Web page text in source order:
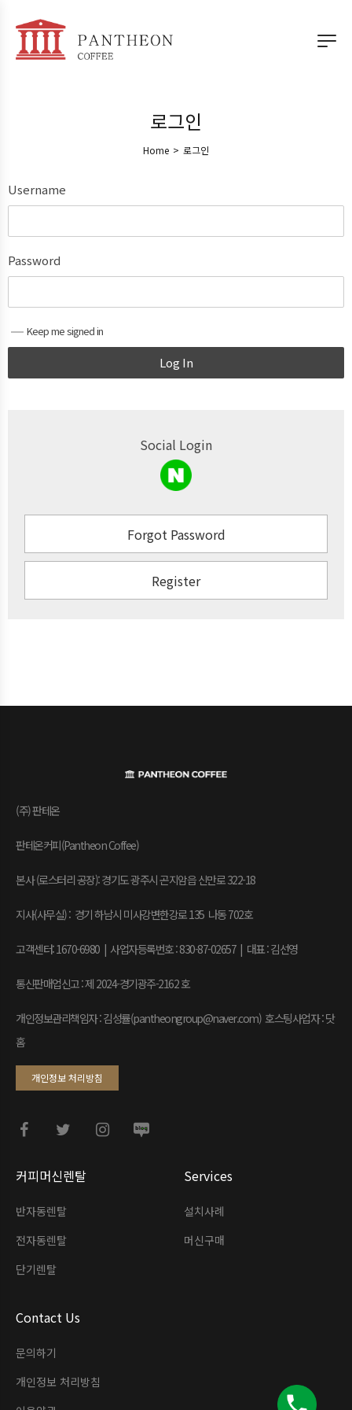
로그인
Home > 로그인
Username
Password
Keep me signed in
Log In
Social Login
Forgot Password
Register
커피머신렌탈
반자동렌탈
전자동렌탈
단기렌탈
Services
설치사례
머신구매
Contact Us
문의하기
개인정보 처리방침
(주) 판테온
판테온커피(Pantheon Coffee)
본사 (로스터리 공장): 경기도 광주시 곤지암읍 신만로 322-18
지사(사무실) : 경기 하남시 미사강변한강로 135 나동 702호
고객센터: 1670-6980 | 사업자등록번호 : 830-87-02657 | 대표 : 김선영
통신판매업신고 : 제 2024-경기광주-2162 호
개인정보관리책임자 : 김성률(pantheongroup@naver.com) 호스팅사업자 : 닷
홈
개인정보 처리방침